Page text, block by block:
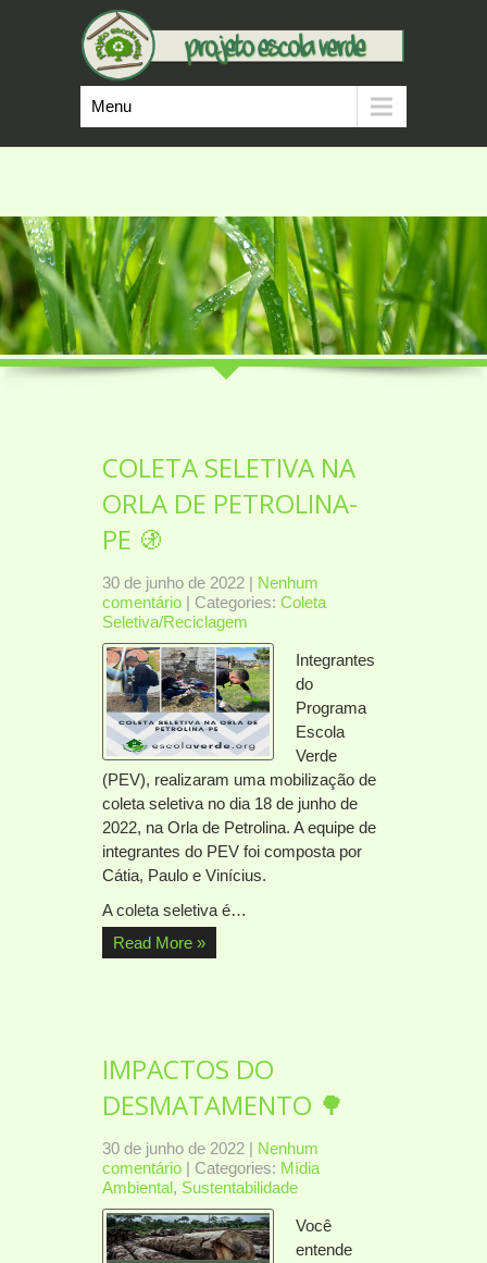
Menu
COLETA SELETIVA NA
ORLA DE PETROLINA-
PE 🚯
30 de junho de 2022 | Nenhum
comentário | Categories: Coleta
Seletiva/Reciclagem
Integrantes
do
Programa
Escola
Verde
(PEV), realizaram uma mobilização de
coleta seletiva no dia 18 de junho de
2022, na Orla de Petrolina. A equipe de
integrantes do PEV foi composta por
Cátia, Paulo e Vinícius.
A coleta seletiva é…
Read More »
IMPACTOS DO
DESMATAMENTO 🌳
30 de junho de 2022 | Nenhum
comentário | Categories: Mídia
Ambiental, Sustentabilidade
Você
entende